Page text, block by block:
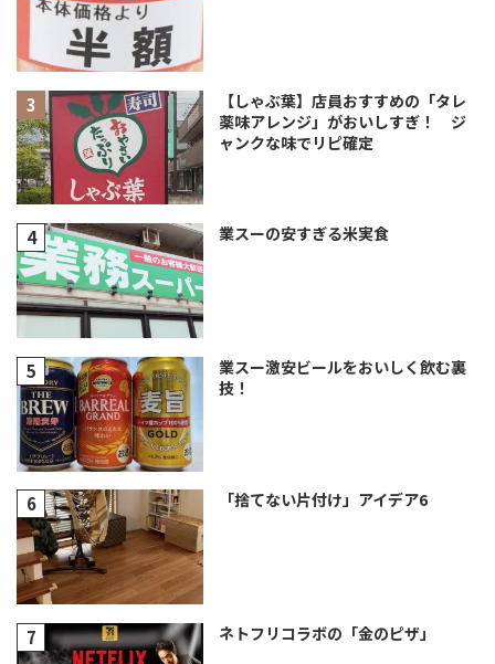
【しゃぶ葉】店員おすすめの「タレ
薬味アレンジ」がおいしすぎ！ ジ
ャンクな味でリピ確定
業スーの安すぎる米実食
業スー激安ビールをおいしく飲む裏
技！
「捨てない片付け」アイデア6
ネトフリコラボの「金のピザ」